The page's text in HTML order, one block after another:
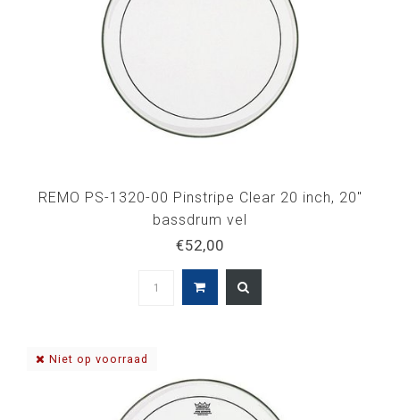
REMO PS-1320-00 Pinstripe Clear 20 inch, 20"
bassdrum vel
€52,00
Niet op voorraad